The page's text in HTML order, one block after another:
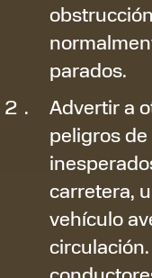
parados.
Advertir a
peligros
carretera,
vehículo